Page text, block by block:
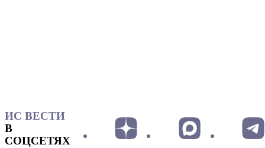
ИС ВЕСТИ
В
СОЦСЕТЯХ